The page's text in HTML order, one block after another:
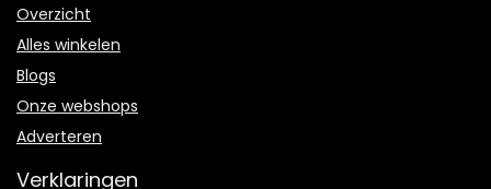
Overzicht
Alles winkelen
Blogs
Onze webshops
Adverteren
Verklaringen